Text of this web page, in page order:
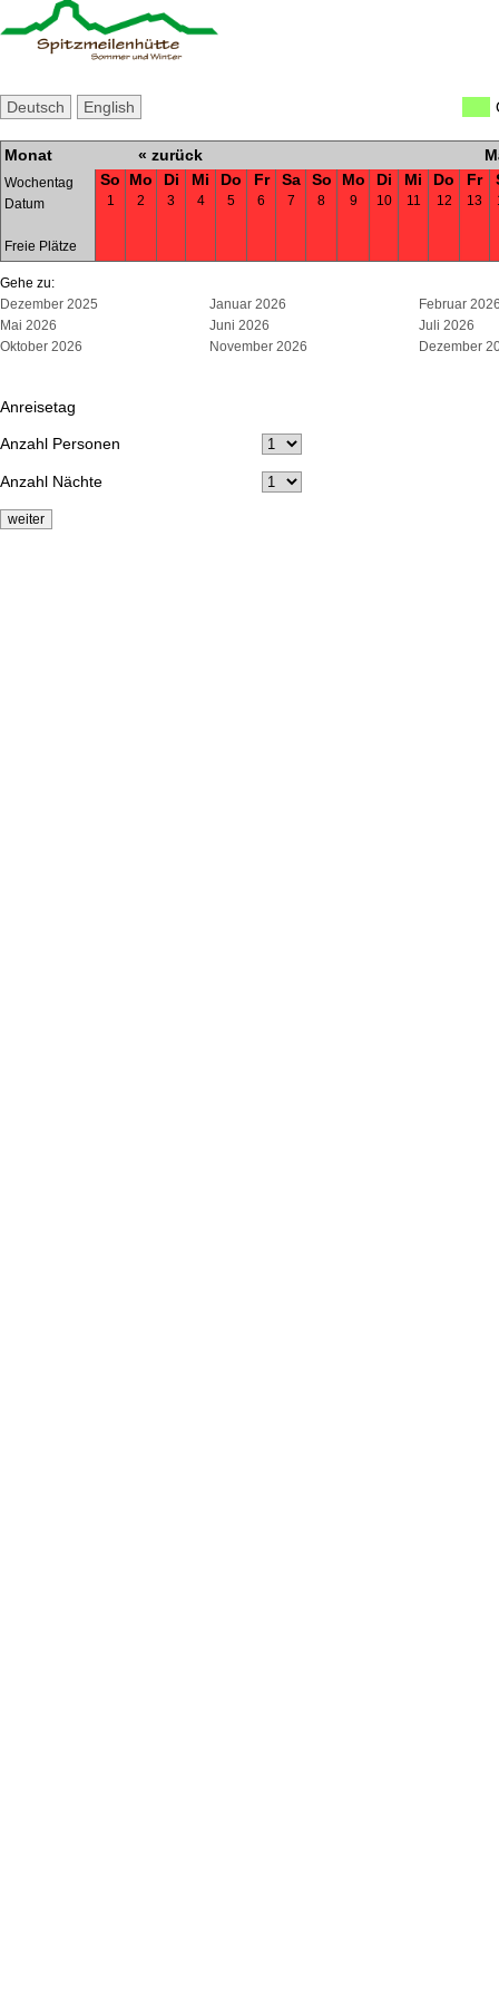
Deutsch English
Monat « zurück
Wochentag
Datum
Freie Plätze
So
1
Mo
2
Di
3
Mi
4
Do
5
Fr
6
Sa
7
So
8
Mo
9
Di
10
Mi
11
Do
12
Fr
13
Gehe zu:
Dezember 2025
Januar 2026
Februar
Mai 2026
Juni 2026
Juli 2026
Oktober 2026
November 2026 Dezember
Anreisetag
Anzahl Personen
Anzahl Nächte